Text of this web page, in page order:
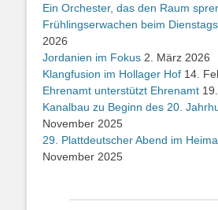
Ein Orchester, das den Raum
Frühlingserwachen beim
2026
Jordanien im Fokus 2. März 2026
Klangfusion im Hollager Hof 14.
Ehrenamt unterstützt Ehrenamt
Kanalbau zu Beginn des 20.
November 2025
29. Plattdeutscher Abend im
November 2025